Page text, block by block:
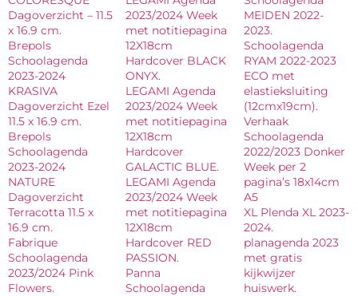
Dagoverzicht – 11.5
x 16.9 cm.
Brepols
Schoolagenda
2023-2024
KRASIVA
Dagoverzicht Ezel
11.5 x 16.9 cm.
Brepols
Schoolagenda
2023-2024
NATURE
Dagoverzicht
Terracotta 11.5 x
16.9 cm.
Fabrique
Schoolagenda
2023/2024 Pink
Flowers.
2023/2024 Week
met notitiepagina
12X18cm
Hardcover BLACK
ONYX.
LEGAMI Agenda
2023/2024 Week
met notitiepagina
12X18cm
Hardcover
GALACTIC BLUE.
LEGAMI Agenda
2023/2024 Week
met notitiepagina
12X18cm
Hardcover RED
PASSION.
Panna
Schoolagenda
MEIDEN 2022-
2023.
Schoolagenda
RYAM 2022-2023
ECO met
elastieksluiting
(12cmx19cm).
Verhaak
Schoolagenda
2022/2023 Donker
Week per 2
pagina’s 18x14cm
A5
XL Plenda XL 2023-
2024.
planagenda 2023
met gratis
kijkwijzer
huiswerk.